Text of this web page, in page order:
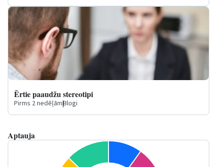
Ērtie paaudžu stereotipi
Pirms 2 nedēļām|Blogi
Aptauja